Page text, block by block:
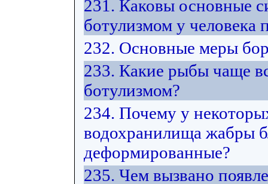
231. Каковы основные
ботулизмом у
232. Основные меры
233. Какие рыбы чаще
ботулизмом?
234. Почему у
водохранилища жабры
деформированные?
235. Чем вызвано